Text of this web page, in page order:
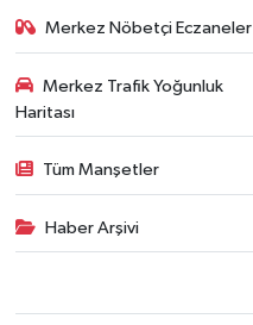
Merkez Nöbetçi Eczaneler
Merkez Trafik Yoğunluk
Haritası
Tüm Manşetler
Haber Arşivi